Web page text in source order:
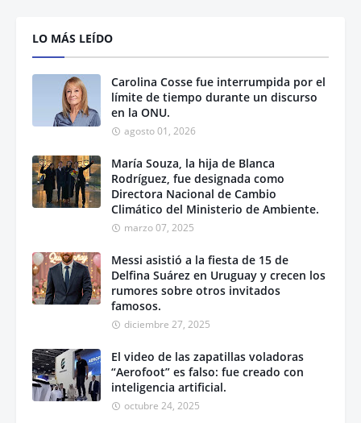
LO MÁS LEÍDO
Carolina Cosse fue interrumpida por el
límite de tiempo durante un discurso
en la ONU.
agosto 01, 2026
María Souza, la hija de Blanca
Rodríguez, fue designada como
Directora Nacional de Cambio
Climático del Ministerio de Ambiente.
marzo 07, 2025
Messi asistió a la fiesta de 15 de
Delfina Suárez en Uruguay y crecen los
rumores sobre otros invitados
famosos.
diciembre 27, 2025
El video de las zapatillas voladoras
“Aerofoot” es falso: fue creado con
inteligencia artificial.
octubre 24, 2025